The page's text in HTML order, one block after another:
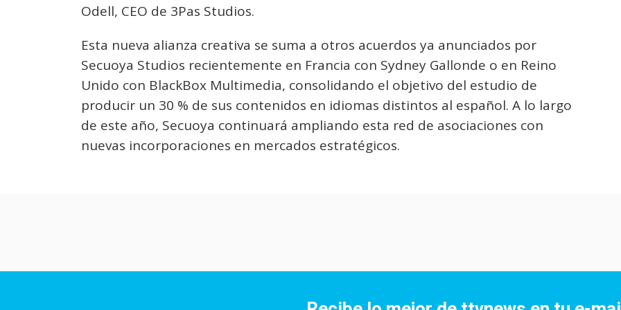
Odell, CEO de 3Pas Studios.
Esta nueva alianza creativa se suma a otros acuerdos ya anunciados por
Secuoya Studios recientemente en Francia con Sydney Gallonde o en Reino
Unido con BlackBox Multimedia, consolidando el objetivo del estudio de
producir un 30 % de sus contenidos en idiomas distintos al español. A lo largo
de este año, Secuoya continuará ampliando esta red de asociaciones con
nuevas incorporaciones en mercados estratégicos.